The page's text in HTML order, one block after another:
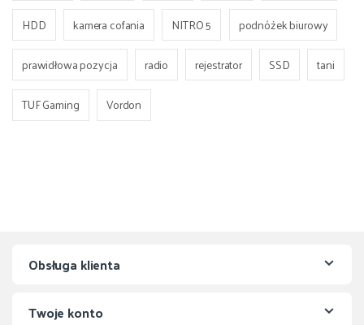
HDD
kamera cofania NITRO 5
podnóżek biurowy
prawidłowa pozycja
radio rejestrator SSD
tani
TUF Gaming
Vordon
Obsługa klienta
Twoje konto